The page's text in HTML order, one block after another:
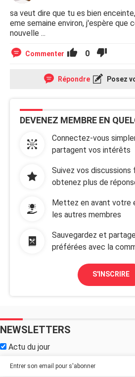
sa veut dire que tu es bien
eme semaine environ, j'espère que
nouvelle ...
Commenter 0
Répondre Posez
DEVENEZ MEMBRE EN
Connectez-vous
partagent vos intérêts
Suivez vos
obtenez plus de
Mettez en avant votre
les autres membres
Sauvegardez et
préférées avec la
S'INSCRIRE
NEWSLETTERS
Actu du jour